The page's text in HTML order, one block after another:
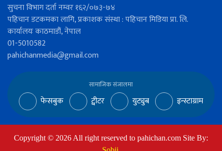
सुचना विभाग दर्ता नम्वर १६२/०७३-७४
पहिचान डटकमका लागि, प्रकाशक संस्था : पहिचान मिडिया प्रा. लि.
कार्यालयः काठमाडौं, नेपाल
01-5010582
pahichanmedia@gmail.com
सामाजिक संजालमा
फेसबुक ट्वीटर युट्युब इन्स्टाग्राम
Copyright © 2026 All right reserved to pahichan.com Site By: